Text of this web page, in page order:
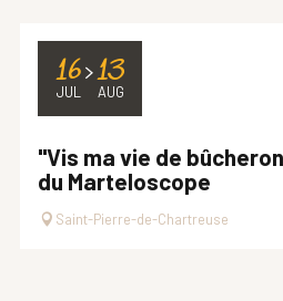
16
JUL
13
AUG
"Vis ma vie de
du Marteloscope
Saint-Pierre-de-Chartreuse